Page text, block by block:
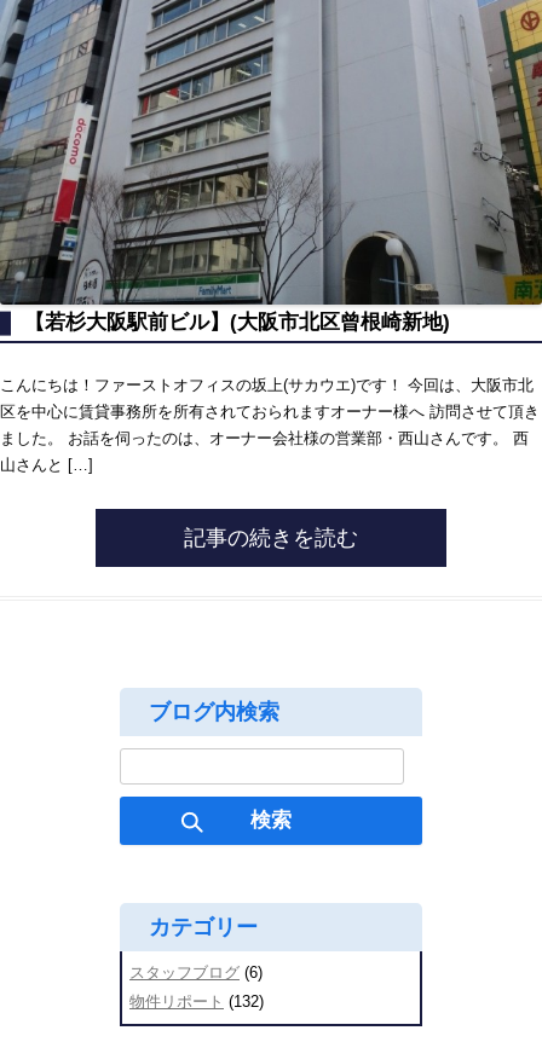
【若杉大阪駅前ビル】(大阪市北区曾根崎新地)
こんにちは！ファーストオフィスの坂上(サカウエ)です！ 今回は、大阪市北
区を中心に賃貸事務所を所有されておられますオーナー様へ 訪問させて頂き
ました。 お話を伺ったのは、オーナー会社様の営業部・西山さんです。 西
山さんと […]
記事の続きを読む
ブログ内検索
検
索:
カテゴリー
スタッフブログ (6)
物件リポート (132)